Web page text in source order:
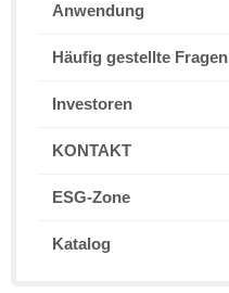
Anwendung
Häufig gestellte Fragen
Investoren
KONTAKT
ESG-Zone
Katalog